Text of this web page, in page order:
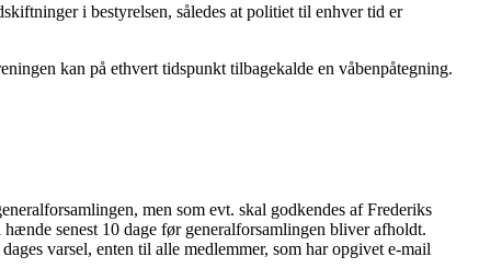
i bestyrelsen, således at politiet til enhver tid er
kan på ethvert tidspunkt tilbagekalde en våbenpåtegning.
men som evt. skal godkendes af Frederiks
senest 10 dage før generalforsamlingen bliver afholdt.
varsel, enten til alle medlemmer, som har opgivet e-mail